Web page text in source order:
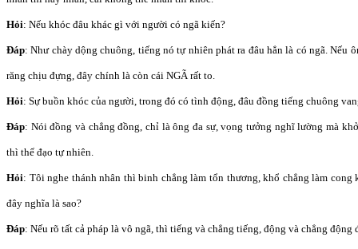
Hỏi: Nếu khóc đâu khác gì với người có ngã kiến?
Đáp: Như chày dộng chuông, tiếng nó tự nhiên phát ra đâu hẳn là có ngã. Nếu
răng chịu đựng, đây chính là còn cái NGÃ rất to.
Hỏi: Sự buồn khóc của người, trong đó có tình động, đâu đồng tiếng chuông
Đáp: Nói đồng và chẳng đồng, chỉ là ông đa sự, vọng tưởng nghĩ lường mà
thì thể đạo tự nhiên.
Hỏi: Tôi nghe thánh nhân thì binh chẳng làm tổn thương, khổ chẳng làm cong
đây nghĩa là sao?
Đáp: Nếu rõ tất cả pháp là vô ngã, thì tiếng và chẳng tiếng, động và chẳng